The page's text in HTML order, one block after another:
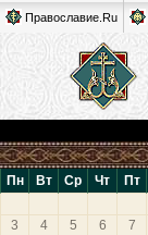
Православие.Ru
Пн Вт Ср Чт Пт
3
4 5 6 7